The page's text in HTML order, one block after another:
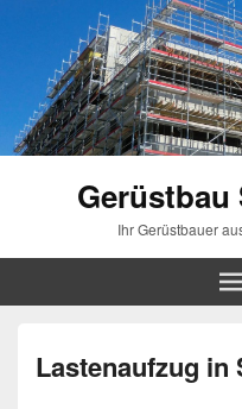
Gerüstbau
Ihr Gerüstbauer
Lastenaufzug in